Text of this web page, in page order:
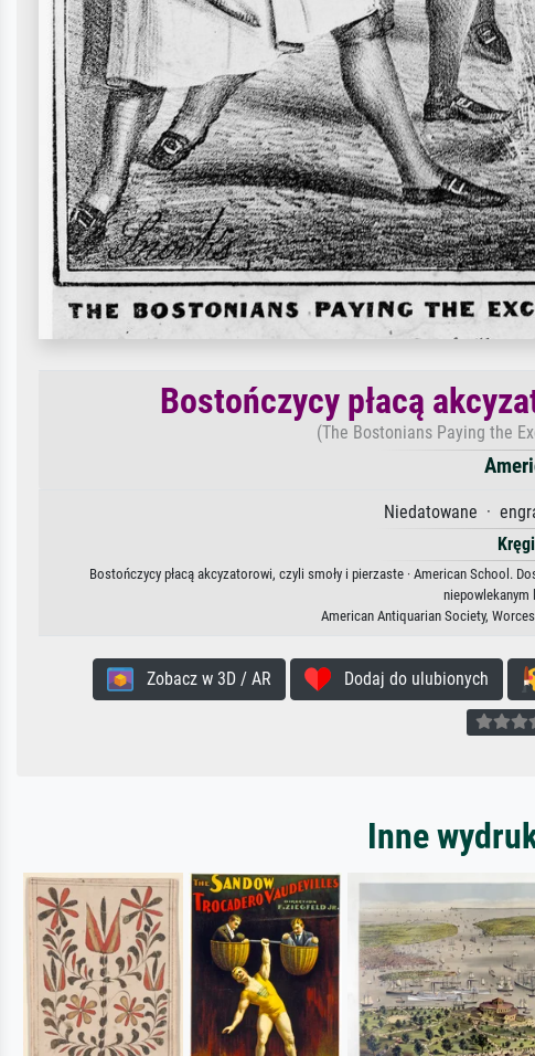
Bostończycy płacą
(The Bostonians Paying the
Niedatowane ·
Bostończycy płacą akcyzatorowi, czyli smoły i pierzaste · American School.
niepowlekanym
American Antiquarian Society,
Zobacz w 3D / AR Dodaj do ulubionych
Inne